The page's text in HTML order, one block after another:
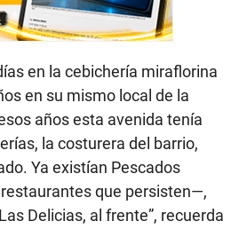
en la cebichería miraflorina
en su mismo local de la
años esta avenida tenía
la costurera del barrio,
Ya existían Pescados
que persisten—,
Delicias, al frente”, recuerda